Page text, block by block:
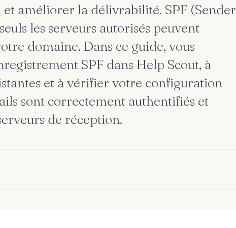
améliorer la délivrabilité. SPF (Sender
les serveurs autorisés peuvent
domaine. Dans ce guide, vous
SPF dans Help Scout, à
et à vérifier votre configuration
sont correctement authentifiés et
de réception.